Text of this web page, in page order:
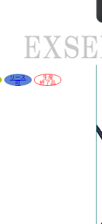
リース
可
生産
終了品